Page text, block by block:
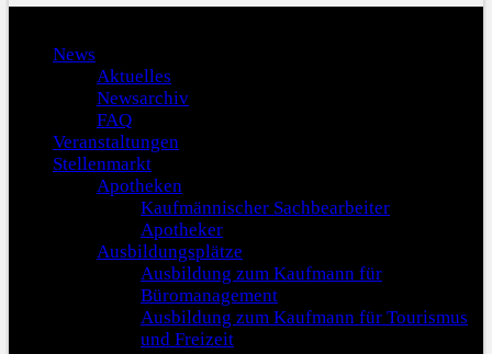
News
Aktuelles
Newsarchiv
FAQ
Veranstaltungen
Stellenmarkt
Apotheken
Kaufmännischer Sachbearbeiter
Apotheker
Ausbildungsplätze
Ausbildung zum Kaufmann für
Büromanagement
Ausbildung zum Kaufmann für Tourismus
und Freizeit